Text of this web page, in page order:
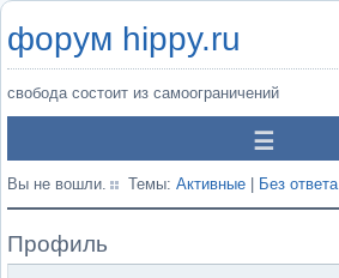
форум hippy.ru
свобода состоит из самоограничений
Вы не вошли. Темы: Активные Без ответа
Профиль